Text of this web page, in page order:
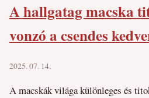
A hallgatag macska
vonzó a csendes
2025. 07. 14.
A macskák világa különleges és